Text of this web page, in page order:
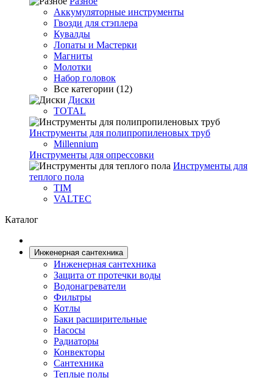
Аккумуляторные инструменты
Гвозди для стэплера
Кувалды
Лопаты и Мастерки
Магниты
Молотки
Набор головок
Все категории (12)
Диски
TOTAL
Инструменты для полипропиленовых труб
Millennium
Инструменты для опрессовки
Инструменты для
теплого пола
TIM
VALTEC
Каталог
Инженерная сантехника
Инженерная сантехника
Защита от протечки воды
Водонагреватели
Фильтры
Котлы
Баки расширительные
Насосы
Радиаторы
Конвекторы
Сантехника
Теплые полы